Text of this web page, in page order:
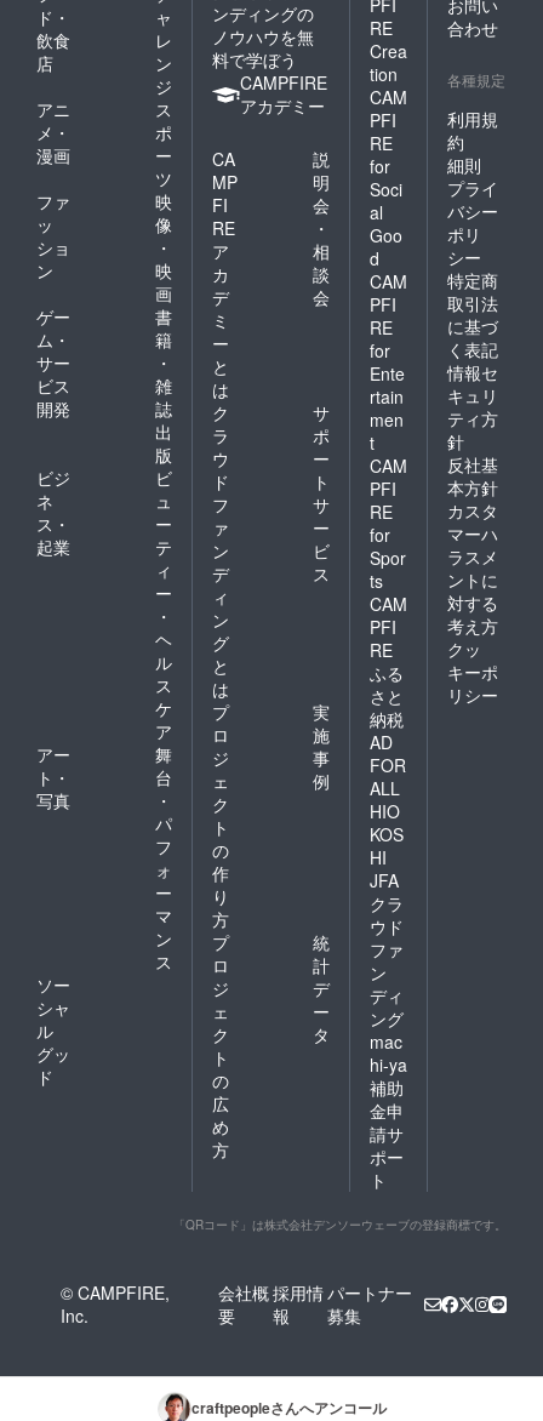
ド・
飲食
店
ャ
レ
ン
ジ
アニ
メ・
漫画
ス
ポ
ー
ツ
ファ
ッ
ショ
ン
映
像
・
映
画
ゲー
ム・
サー
ビス
開発
書
籍
・
雑
誌
出
版
ビジ
ネ
ス・
起業
ビ
ュ
ー
テ
ィ
ー
・
ヘ
ル
ス
ケ
ア
アー
ト・
写真
舞
台
・
パ
フ
ォ
ー
マ
ン
ス
ソー
シャ
ル
グッ
ド
ンディングの
ノウハウを無
料で学ぼう
CAMPFIRE
アカデミー
CA
MP
FI
RE
ア
カ
デ
ミ
ー
と
は
説
明
会
・
相
談
会
ク
ラ
ウ
ド
フ
ァ
ン
デ
ィ
ン
グ
と
は
サ
ポ
ー
ト
サ
ー
ビ
ス
プ
ロ
ジ
ェ
ク
ト
の
作
り
方
実
施
事
例
プ
ロ
ジ
ェ
ク
ト
の
広
め
方
統
計
デ
ー
タ
RE
Crea
tion
CAM
PFI
RE
for
Soci
al
Goo
d
CAM
PFI
RE
for
Ente
rtain
men
t
CAM
PFI
RE
for
Spor
ts
CAM
PFI
RE
ふる
さと
納税
AD
FOR
ALL
HIO
KOS
HI
JFA
クラ
ウド
ファ
ン
ディ
ング
mac
hi-ya
補助
金申
請サ
ポー
ト
合わせ
各種規定
利用規
約
細則
プライ
バシー
ポリ
シー
特定商
取引法
に基づ
く表記
情報セ
キュリ
ティ方
針
反社基
本方針
カスタ
マーハ
ラスメ
ントに
対する
考え方
クッ
キーポ
リシー
「QRコード」は株式会社デンソーウェーブの登録商標です。
© CAMPFIRE,
Inc.
会社概
要
採用情
報
パートナー
募集
craftpeopleさんへアンコール